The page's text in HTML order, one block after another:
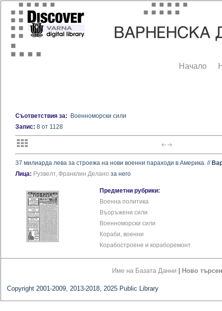
Начало
Съответствия за: Военноморски сили
Запис: 8 от 1128
37 милиарда лева за строежа на нови военни параходи в Америка. //
Лица: Рузвелт, Франклин Делано за него
Предметни рубрики:
Военна политика
Въоръжени сили
Военноморски сили
Кораби, военни
Корабостроене и кораборемонт
Име на Базата Данни Ново
Copyright 2001-2009, 2013-2018, 2025 Public Library